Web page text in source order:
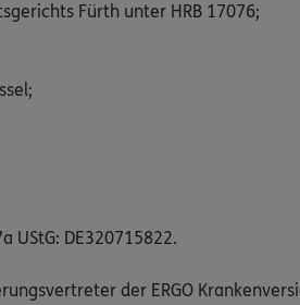
Fürth unter HRB 17076;
UStG: DE320715822.
der ERGO